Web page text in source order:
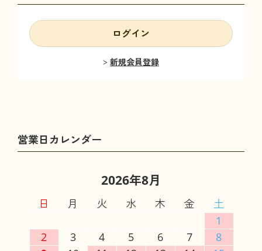
ログイン
新規会員登録
2026年8月
日 月 火 水 木 金
土
1
2
3 4 5 6 7
8